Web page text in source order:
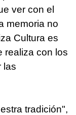
ver con el
memoria no
Cultura es
realiza con los
las
tradición",